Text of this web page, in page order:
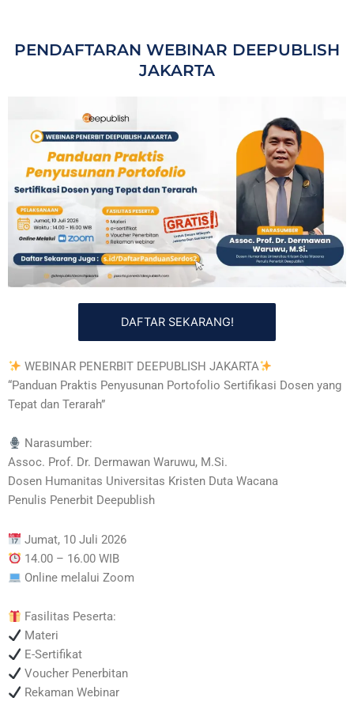
PENDAFTARAN WEBINAR DEEPUBLISH
JAKARTA
DAFTAR SEKARANG!
WEBINAR PENERBIT DEEPUBLISH JAKARTA
“Panduan Praktis Penyusunan Portofolio Sertifikasi Dosen yang
Tepat dan Terarah”
Narasumber:
Assoc. Prof. Dr. Dermawan Waruwu, M.Si.
Dosen Humanitas Universitas Kristen Duta Wacana
Penulis Penerbit Deepublish
Jumat, 10 Juli 2026
14.00 – 16.00 WIB
Online melalui Zoom
Fasilitas Peserta:
Materi
E-Sertifikat
Voucher Penerbitan
Rekaman Webinar